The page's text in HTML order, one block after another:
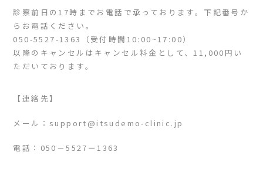
診察前日の17時までお電話で承っております。下記番号か
らお電話ください。
050-5527-1363（受付時間10:00~17:00）
以降のキャンセルはキャンセル料金として、11,000円い
ただいております。
【連絡先】
メール：support@itsudemo-clinic.jp
電話： 050－5527ー1363